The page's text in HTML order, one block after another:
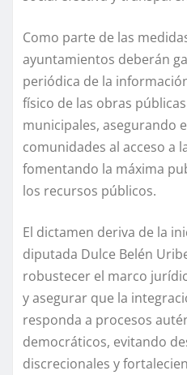
Como parte de las
ayuntamientos deberán
periódica de la
físico de las obras
municipales, asegurando
comunidades al acceso a
fomentando la máxima
los recursos públicos.
El dictamen deriva de la
diputada Dulce Belén
robustecer el marco
y asegurar que la
responda a procesos
democráticos, evitando
discrecionales y